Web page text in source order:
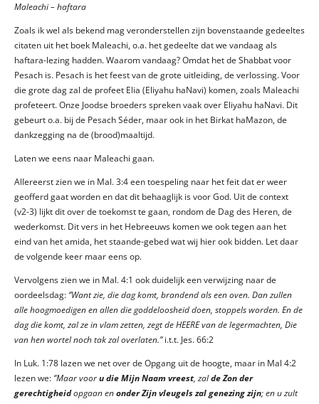
Maleachi – haftara
Zoals ik wel als bekend mag veronderstellen zijn bovenstaande gedeeltes
citaten uit het boek Maleachi, o.a. het gedeelte dat we vandaag als
haftara-lezing hadden. Waarom vandaag? Omdat het de Shabbat voor
Pesach is. Pesach is het feest van de grote uitleiding, de verlossing. Voor
die grote dag zal de profeet Elia (Eliyahu haNavi) komen, zoals Maleachi
profeteert. Onze Joodse broeders spreken vaak over Eliyahu haNavi. Dit
gebeurt o.a. bij de Pesach Séder, maar ook in het Birkat haMazon, de
dankzegging na de (brood)maaltijd.
Laten we eens naar Maleachi gaan.
Allereerst zien we in Mal. 3:4 een toespeling naar het feit dat er weer
geofferd gaat worden en dat dit behaaglijk is voor God. Uit de context
(v2-3) lijkt dit over de toekomst te gaan, rondom de Dag des Heren, de
wederkomst. Dit vers in het Hebreeuws komen we ook tegen aan het
eind van het amida, het staande-gebed wat wij hier ook bidden. Let daar
de volgende keer maar eens op.
Vervolgens zien we in Mal. 4:1 ook duidelijk een verwijzing naar de
oordeelsdag:‘’Want zie, die dag komt, brandend als een oven. Dan zullen
alle hoogmoedigen en allen die goddeloosheid doen, stoppels worden. En de
dag die komt, zal ze in vlam zetten, zegt de HEERE van de legermachten, Die
van hen wortel noch tak zal overlaten.’’i.t.t. Jes. 66:2
In Luk. 1:78 lazen we net over de Opgang uit de hoogte, maar in Mal 4:2
lezen we:‘’Maar vooru die Mijn Naam vreest, zalde Zon der
gerechtigheidopgaan enonder Zijn vleugels zal genezing zijn; en u zult